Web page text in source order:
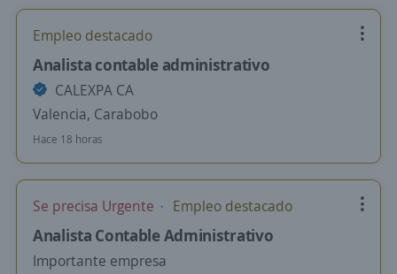
Empleo destacado
Analista contable administrativo
CALEXPA CA
Valencia, Carabobo
Hace 18 horas
Se precisa Urgente Empleo destacado
Analista Contable Administrativo
Importante empresa